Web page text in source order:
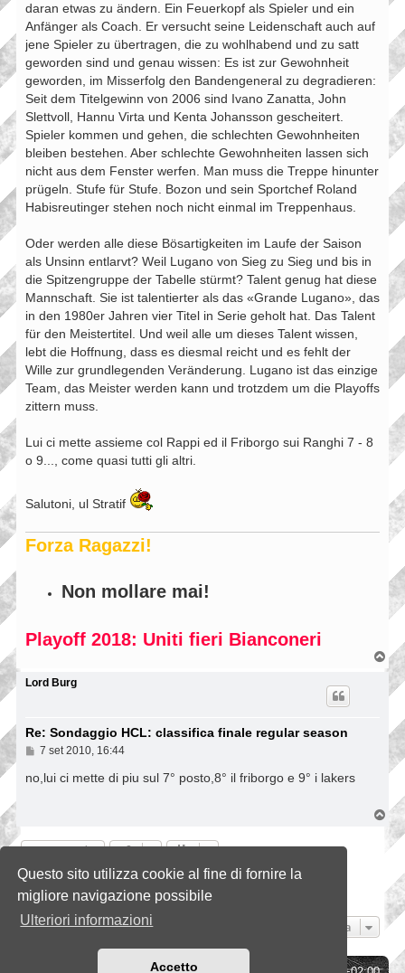
Questo sito utilizza cookie al fine di fornire la
migliore navigazione possibile
Ulteriori informazioni
Accetto
daran etwas zu ändern. Ein Feuerkopf als Spieler und ein
Anfänger als Coach. Er versucht seine Leidenschaft auch auf
jene Spieler zu übertragen, die zu wohlhabend und zu satt
geworden sind und genau wissen: Es ist zur Gewohnheit
geworden, im Misserfolg den Bandengeneral zu degradieren:
Seit dem Titelgewinn von 2006 sind Ivano Zanatta, John
Slettvoll, Hannu Virta und Kenta Johansson gescheitert.
Spieler kommen und gehen, die schlechten Gewohnheiten
bleiben bestehen. Aber schlechte Gewohnheiten lassen sich
nicht aus dem Fenster werfen. Man muss die Treppe hinunter
prügeln. Stufe für Stufe. Bozon und sein Sportchef Roland
Habisreutinger stehen noch nicht einmal im Treppenhaus.
Oder werden alle diese Bösartigkeiten im Laufe der Saison
als Unsinn entlarvt? Weil Lugano von Sieg zu Sieg und bis in
die Spitzengruppe der Tabelle stürmt? Talent genug hat diese
Mannschaft. Sie ist talentierter als das «Grande Lugano», das
in den 1980er Jahren vier Titel in Serie geholt hat. Das Talent
für den Meistertitel. Und weil alle um dieses Talent wissen,
lebt die Hoffnung, dass es diesmal reicht und es fehlt der
Wille zur grundlegenden Veränderung. Lugano ist das einzige
Team, das Meister werden kann und trotzdem um die Playoffs
zittern muss.
Lui ci mette assieme col Rappi ed il Friborgo sui Ranghi 7 - 8
o 9..., come quasi tutti gli altri.
Salutoni, ul Stratif
Forza Ragazzi!
Non mollare mai!
Playoff 2018: Uniti fieri Bianconeri
T
o
Lord Burg
Re: Sondaggio HCL: classifica finale regular season
M
s
s
i
7 set 2010, 16:44
no,lui ci mette di piu sul 7° posto,8° il friborgo e 9° i lakers
T
o
p
Rispondi
34 messaggi Precedente
1 2 3 4 Prossimo
Vai a